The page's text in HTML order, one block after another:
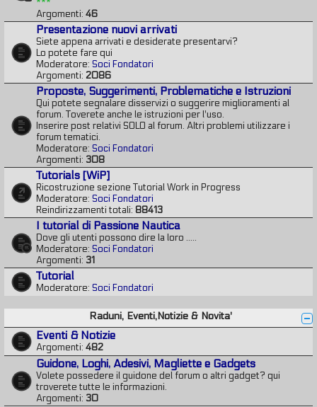
***
Argomenti: 46
Presentazione nuovi arrivati
Siete appena arrivati e desiderate presentarvi?
Lo potete fare qui
Moderatore: Soci Fondatori
Argomenti: 2086
Proposte, Suggerimenti, Problematiche e Istruzioni
Qui potete segnalare disservizi o suggerire miglioramenti al
forum. Toverete anche le istruzioni per l'uso.
Inserire post relativi SOLO al forum. Altri problemi utilizzare i
forum tematici.
Moderatore: Soci Fondatori
Argomenti: 308
Tutorials [WiP]
Ricostruzione sezione Tutorial Work in Progress
Moderatore: Soci Fondatori
Reindirizzamenti totali: 88413
I tutorial di Passione Nautica
Dove gli utenti possono dire la loro .....
Moderatore: Soci Fondatori
Argomenti: 31
Tutorial
Moderatore: Soci Fondatori
Raduni, Eventi,Notizie & Novita'
Eventi & Notizie
Argomenti: 482
Guidone, Loghi, Adesivi, Magliette e Gadgets
Volete possedere il guidone del forum o altri gadget? qui
troverete tutte le informazioni.
Argomenti: 30